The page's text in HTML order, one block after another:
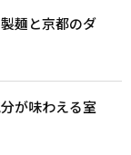
麺と京都のダ
が味わえる室